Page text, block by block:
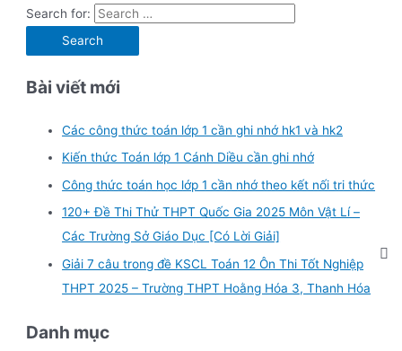
Search for:
Bài viết mới
Các công thức toán lớp 1 cần ghi nhớ hk1 và hk2
Kiến thức Toán lớp 1 Cánh Diều cần ghi nhớ
Công thức toán học lớp 1 cần nhớ theo kết nối tri thức
120+ Đề Thi Thử THPT Quốc Gia 2025 Môn Vật Lí –
Các Trường Sở Giáo Dục [Có Lời Giải]
Giải 7 câu trong đề KSCL Toán 12 Ôn Thi Tốt Nghiệp
THPT 2025 – Trường THPT Hoằng Hóa 3, Thanh Hóa
Danh mục